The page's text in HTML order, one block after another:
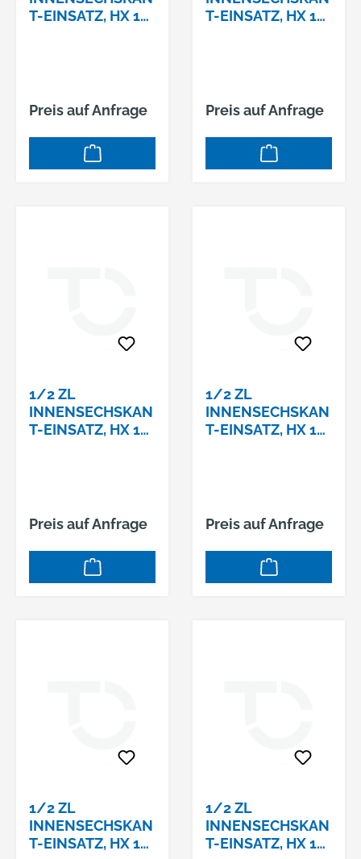
T-EINSATZ, HX 11
Preis auf Anfrage
T-EINSATZ, HX 12
Preis auf Anfrage
1/2 ZL
INNENSECHSKAN
T-EINSATZ, HX 12
Preis auf Anfrage
1/2 ZL
INNENSECHSKAN
T-EINSATZ, HX 14
Preis auf Anfrage
1/2 ZL
INNENSECHSKAN
T-EINSATZ, HX 14
1/2 ZL
INNENSECHSKAN
T-EINSATZ, HX 17